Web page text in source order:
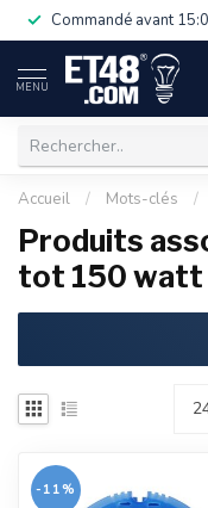
Commandé avant
MENU
Accueil / Mots-clés /
Produits
tot 150 watt
-11%